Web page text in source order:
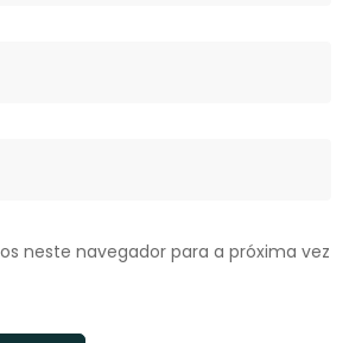
neste navegador para a próxima vez